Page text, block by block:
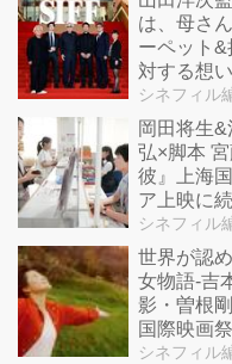
は、母さ
ーペット
対する想
シネフィル
岡田将生
弘×脚本
彼』上海
ア上映に
定！
シネフィル
世界が認
女物語-吉
影・曽根
国際映画
月より東
シネフィル